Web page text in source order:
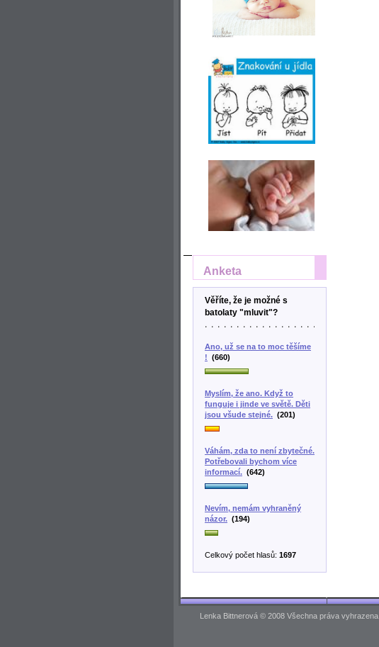
Anketa
Věříte, že je možné s
batolaty "mluvit"?
Ano, už se na to moc těšíme
! (660)
Myslím, že ano. Když to
funguje i jinde ve světě. Děti
jsou všude stejné. (201)
Váhám, zda to není zbytečné.
Potřebovali bychom více
informací. (642)
Nevím, nemám vyhraněný
názor. (194)
Celkový počet hlasů: 1697
Lenka Bittnerová © 2008 Všechna práva vyhrazena.